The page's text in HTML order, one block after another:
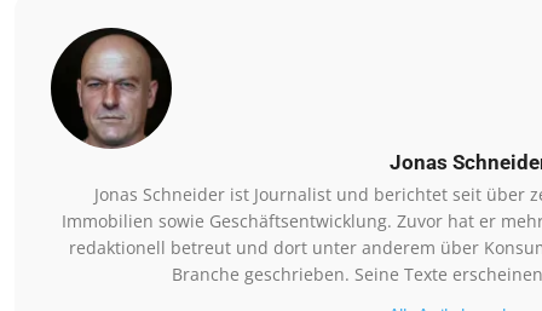
Jonas
Jonas Schneider ist Journalist und berichtet seit über
Immobilien sowie Geschäftsentwicklung. Zuvor hat er
redaktionell betreut und dort unter anderem über
Branche geschrieben. Seine Texte